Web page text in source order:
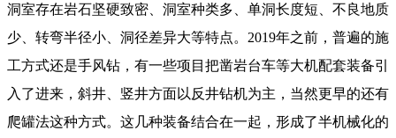
洞室存在岩石坚硬致密、洞室种类多、单洞长度短、不良地质
少、转弯半径小、洞径差异大等特点。2019年之前，普遍的施
工方式还是手风钻，有一些项目把凿岩台车等大机配套装备引
入了进来，斜井、竖井方面以反井钻机为主，当然更早的还有
爬罐法这种方式。这几种装备结合在一起，形成了半机械化的